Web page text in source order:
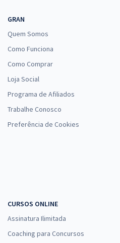
GRAN
Quem Somos
Como Funciona
Como Comprar
Loja Social
Programa de Afiliados
Trabalhe Conosco
Preferência de Cookies
CURSOS ONLINE
Assinatura Ilimitada
Coaching para Concursos